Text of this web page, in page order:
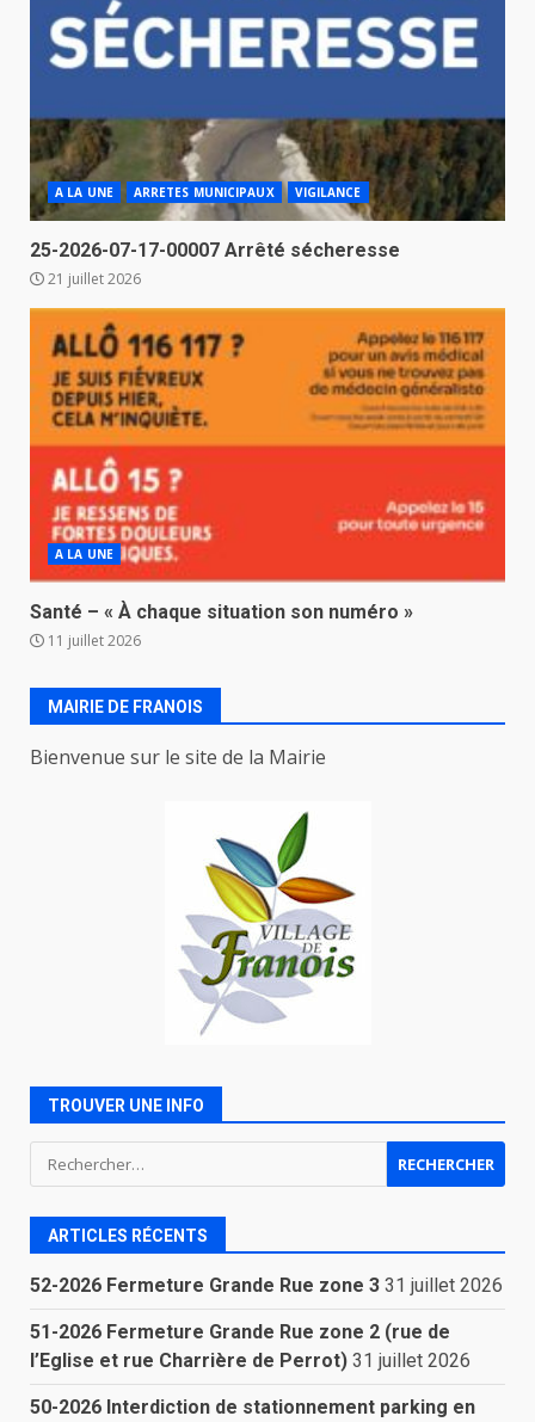
A LA UNE ARRETES MUNICIPAUX VIGILANCE
25-2026-07-17-00007 Arrêté sécheresse
21 juillet 2026
A LA UNE
Santé – « À chaque situation son numéro »
11 juillet 2026
MAIRIE DE FRANOIS
Bienvenue sur le site de la Mairie
TROUVER UNE INFO
Rechercher :
ARTICLES RÉCENTS
52-2026 Fermeture Grande Rue zone 3 31 juillet 2026
51-2026 Fermeture Grande Rue zone 2 (rue de
l’Eglise et rue Charrière de Perrot) 31 juillet 2026
50-2026 Interdiction de stationnement parking en